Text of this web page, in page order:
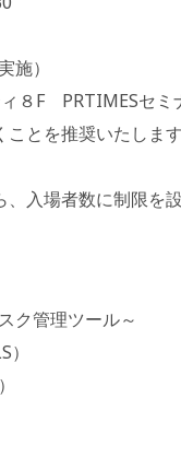
施）
８F PRTIMESセミ
とを推奨いたします
場者数に制限を
ク管理ツール～